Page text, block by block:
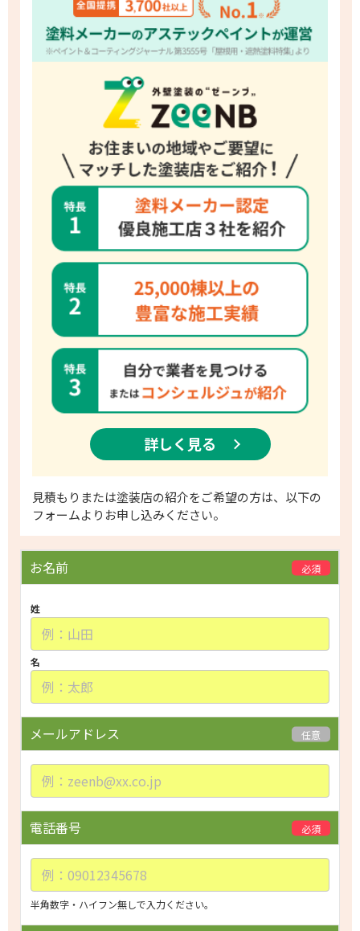
詳しく見る
見積もりまたは塗装店の紹介をご希望の方は、以下の
フォームよりお申し込みください。
a
s
l
お名前 必須
姓
名
メールアドレス 任意
電話番号 必須
半角数字・ハイフン無しで入力ください。